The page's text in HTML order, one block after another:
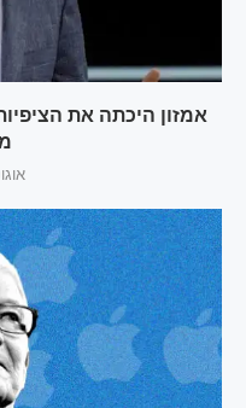
אמזון היכתה את
אוגוסט